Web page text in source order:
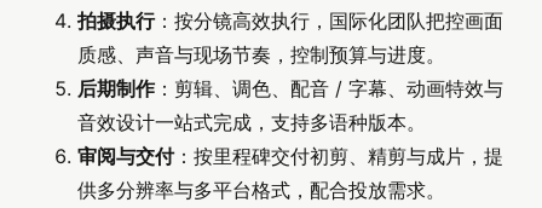
拍摄执行：按分镜高效执行，国际化团队把控画面
质感、声音与现场节奏，控制预算与进度。
后期制作：剪辑、调色、配音 / 字幕、动画特效与
音效设计一站式完成，支持多语种版本。
审阅与交付：按里程碑交付初剪、精剪与成片，提
供多分辨率与多平台格式，配合投放需求。